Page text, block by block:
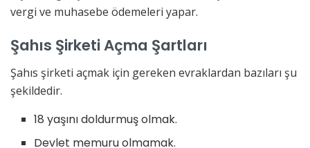
vergi ve muhasebe ödemeleri yapar.
Şahıs Şirketi Açma Şartları
Şahıs şirketi açmak için gereken evraklardan bazıları şu
şekildedir.
18 yaşını doldurmuş olmak.
Devlet memuru olmamak.